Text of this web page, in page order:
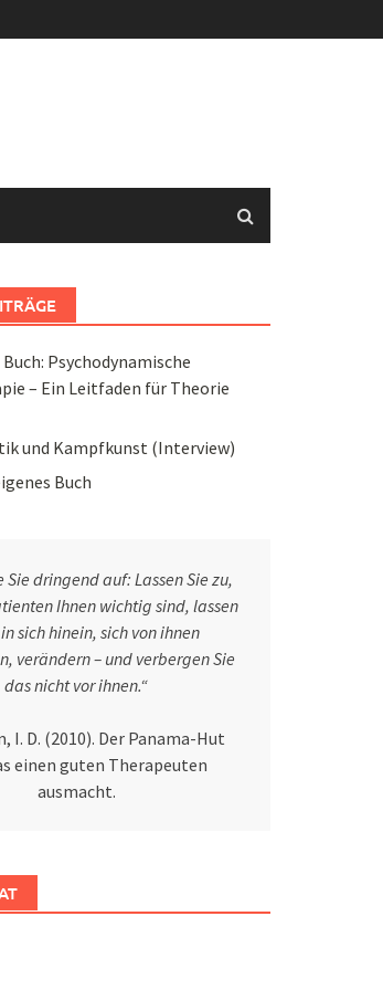
Psychodynamische
– Ein Leitfaden für Theorie
und Kampfkunst (Interview)
Buch
Sie dringend auf: Lassen Sie zu,
Ihnen wichtig sind, lassen
sich hinein, sich von ihnen
verändern – und verbergen Sie
das nicht vor ihnen.“
I. D. (2010). Der Panama-Hut
einen guten Therapeuten
ausmacht.